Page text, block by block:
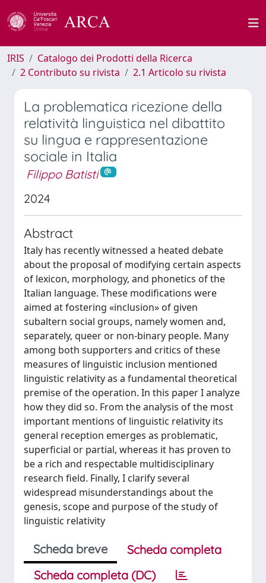
IRIS
Catalogo dei Prodotti della Ricerca
2 Contributo su rivista
2.1 Articolo su rivista
La problematica ricezione della
relatività linguistica nel dibattito
su lingua e rappresentazione
sociale in Italia
Filippo Batisti
2024
Abstract
Italy has recently witnessed a heated debate
about the proposal of modifying certain aspects
of lexicon, morphology, and phonetics of the
Italian language. These modifications were
aimed at fostering «inclusion» of given
subaltern social groups, namely women and,
separately, queer or non-binary people. Many
among both supporters and critics of these
measures of linguistic inclusion mentioned
linguistic relativity as a fundamental theoretical
premise of the operation. In this paper I analyze
how they did so. From the analysis of the most
important mentions of linguistic relativity its
general reception emerges as problematic,
superficial or partial, whereas it has proven to
be a rich and respectable multidisciplinary
research field. Finally, I clarify several
widespread misunderstandings about the
genesis, scope and purpose of the study of
linguistic relativity
Scheda breve
Scheda completa
Scheda completa (DC)